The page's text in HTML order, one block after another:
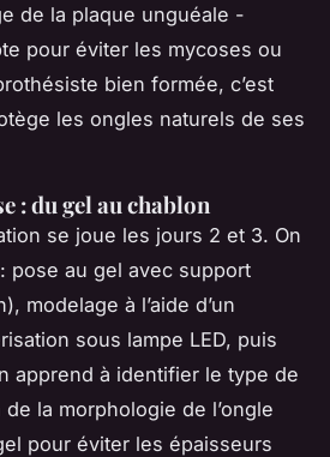
de la plaque unguéale -
pour éviter les mycoses ou
bien formée, c’est
les ongles naturels de ses
: du gel au chablon
se joue les jours 2 et 3. On
pose au gel avec support
modelage à l’aide d’un
sous lampe LED, puis
apprend à identifier le type de
la morphologie de l’ongle
pour éviter les épaisseurs